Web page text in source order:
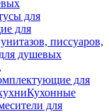
для
для
писсуаров,
душевых
для
Кухонные
для